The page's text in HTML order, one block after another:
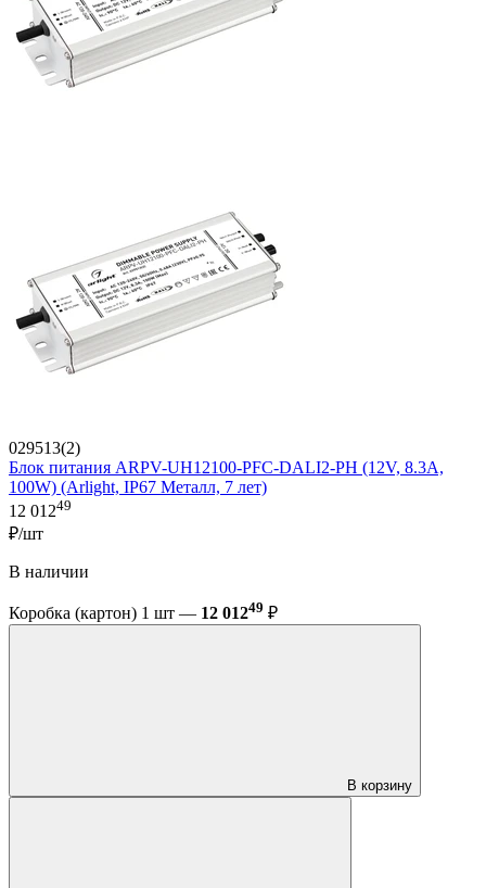
029513(2)
Блок питания ARPV-UH12100-PFC-DALI2-PH (12V, 8.3A,
100W) (Arlight, IP67 Металл, 7 лет)
12 01249
₽/шт
В наличии
Коробка (картон) 1 шт — 12 01249 ₽
В корзину